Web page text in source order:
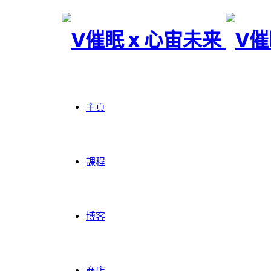
V
主頁
課程
博客